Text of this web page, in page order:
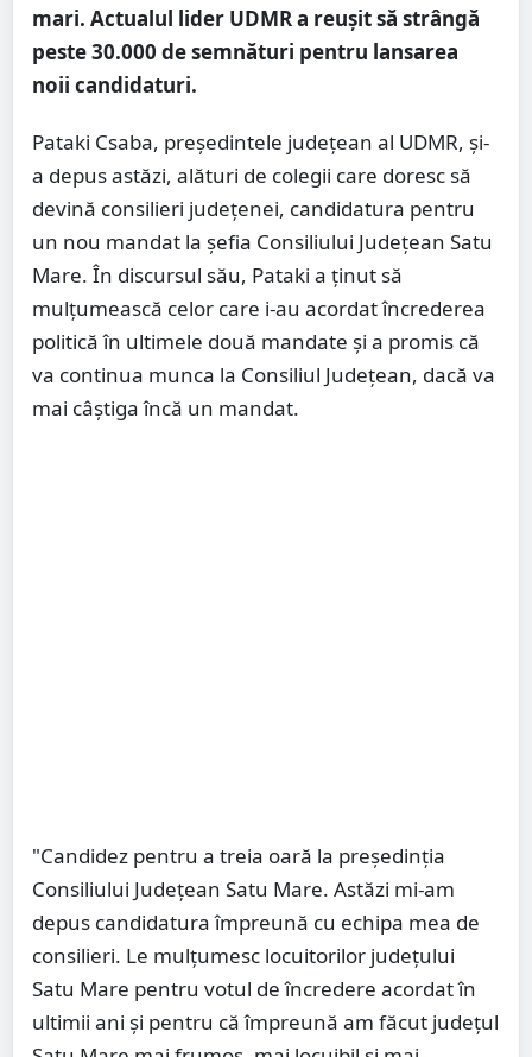
mari. Actualul lider UDMR a reușit să strângă
peste 30.000 de semnături pentru lansarea
noii candidaturi.
Pataki Csaba, președintele județean al UDMR, și-
a depus astăzi, alături de colegii care doresc să
devină consilieri județenei, candidatura pentru
un nou mandat la șefia Consiliului Județean Satu
Mare. În discursul său, Pataki a ținut să
mulțumească celor care i-au acordat încrederea
politică în ultimele două mandate și a promis că
va continua munca la Consiliul Județean, dacă va
mai câștiga încă un mandat.
"Candidez pentru a treia oară la președinția
Consiliului Județean Satu Mare. Astăzi mi-am
depus candidatura împreună cu echipa mea de
consilieri. Le mulțumesc locuitorilor județului
Satu Mare pentru votul de încredere acordat în
ultimii ani și pentru că împreună am făcut județul